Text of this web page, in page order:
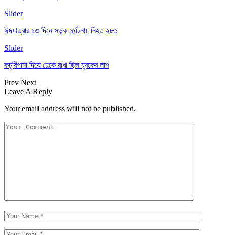
Slider
ঈদযাত্রার ১৩ দিনে সড়ক দুর্ঘটনায় নিহত ২৮১
Slider
কচুরিপানা দিয়ে ঢেকে রাখা ছিল যুবকের লাশ
Prev Next
Leave A Reply
Your email address will not be published.